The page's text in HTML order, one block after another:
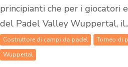
principianti che per i giocatori
del Padel Valley Wuppertal,
Costruttore di campi da padel Torneo di
Wuppertal